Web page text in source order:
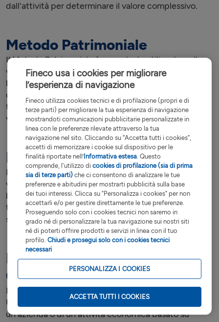
dall'attività per determinare il valore complessivo.
Metodo Patrimoniale
Il Metodo Patrimoniale è un metodo utilizzato nella
valutazione di un'azienda o di un'attività economica
basato sul valore del patrimonio netto o degli asset
dell'azienda. Questo metodo considera i beni
tangibili e intangibili dell'azienda per determinare il
valore complessivo.
Metodo Reddituale
Il Metodo Reddituale è un metodo utilizzato nella
valutazione di un'azienda o di un'attività economica
basato sui flussi di reddito generati dall'attività nel
tempo. Questo metodo valuta l'azienda in base ai
suoi profitti attesi o ai flussi di cassa futuri.
Metodo Union des Experts
Comptables
Il Metodo Union des Experts Comptables, o metodo
UEC, è un metodo utilizzato nella valutazione di
un'azienda o di un'attività economica basato su
Fineco usa i cookies per migliorare
l’esperienza di navigazione
Fineco utilizza cookies tecnici e di profilazione (propri e di
terze parti) per migliorare la tua esperienza di navigazione
mostrandoti comunicazioni pubblicitarie personalizzate in
linea con le preferenze rilevate attraverso la tua
navigazione nel sito. Cliccando su “Accetta tutti i cookies”,
accetti di memorizzare i cookie sul dispositivo per le
finalità riportate nell’Informativa estesa. Questo
comprende, l'utilizzo di cookies di profilazione (sia di prima
sia di terze parti)che ci consentono di analizzare le tue
preferenze e abitudini per mostrarti pubblicità sulla base
dei tuoi interessi. Clicca su "Personalizza i cookies" per non
accettarli e/o per gestire direttamente le tue preferenze.
Proseguendo solo con i cookies tecnici non saremo in
grado né di personalizzare la tua navigazione sui nostri siti
né di poterti offrire prodotti e servizi in linea con il tuo
profilo. Chiudi e prosegui solo con i cookies tecnici
necessari
PERSONALIZZA I COOKIES
ACCETTA TUTTI I COOKIES